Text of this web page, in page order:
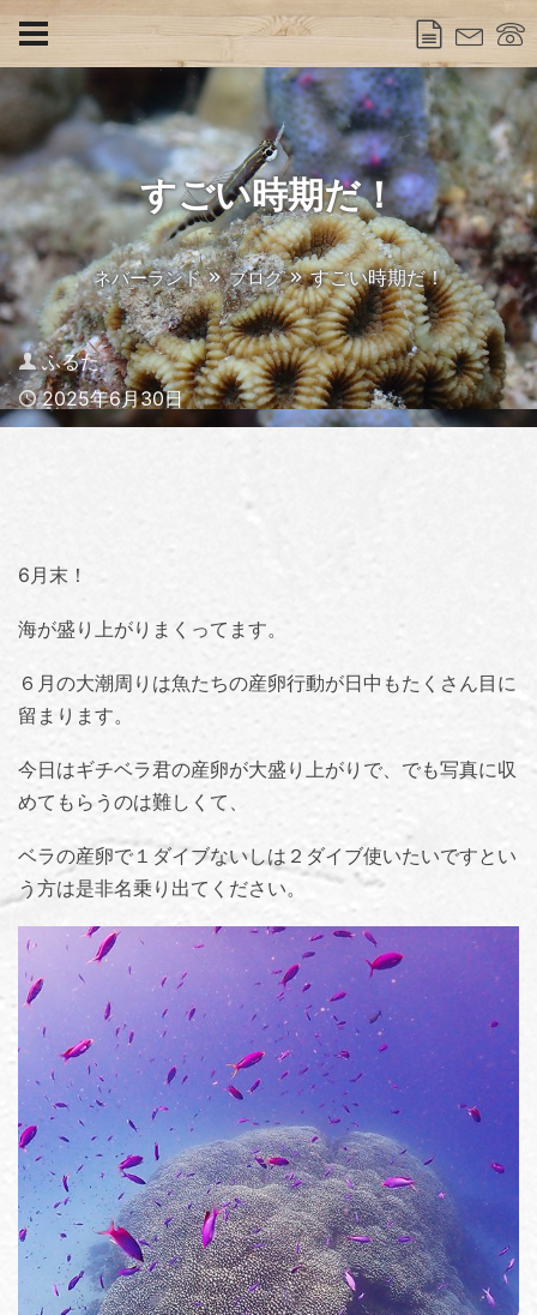
すごい時期だ！
ネバーランド ブログ すごい時期だ！
Author
ふるた
Published
2025年6月30日
6月末！
海が盛り上がりまくってます。
６月の大潮周りは魚たちの産卵行動が日中もたくさん目に
留まります。
今日はギチベラ君の産卵が大盛り上がりで、でも写真に収
めてもらうのは難しくて、
ベラの産卵で１ダイブないしは２ダイブ使いたいですとい
う方は是非名乗り出てください。